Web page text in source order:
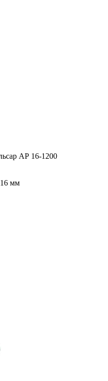
АР 16-1200
16 мм